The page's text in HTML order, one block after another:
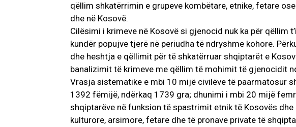
qëllim shkatërrimin e grupeve kombëtare, etnike, fetare
dhe në Kosovë.
Cilësimi i krimeve në Kosovë si gjenocid nuk ka për qëllim
kundër popujve tjerë në periudha të ndryshme kohore.
dhe heshtja e qëllimit për të shkatërruar shqiptarët e
banalizimit të krimeve me qëllim të mohimit të gjenocidit
Vrasja sistematike e mbi 10 mijë civilëve të paarmatosur
1392 fëmijë, ndërkaq 1739 gra; dhunimi i mbi 20 mijë
shqiptarëve në funksion të spastrimit etnik të Kosovës
kulturore, arsimore, fetare dhe të pronave private të